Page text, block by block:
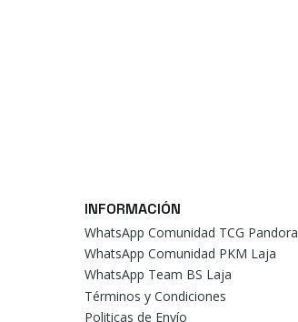
INFORMACIÓN
WhatsApp Comunidad TCG Pandora
WhatsApp Comunidad PKM Laja
WhatsApp Team BS Laja
Términos y Condiciones
Politicas de Envío